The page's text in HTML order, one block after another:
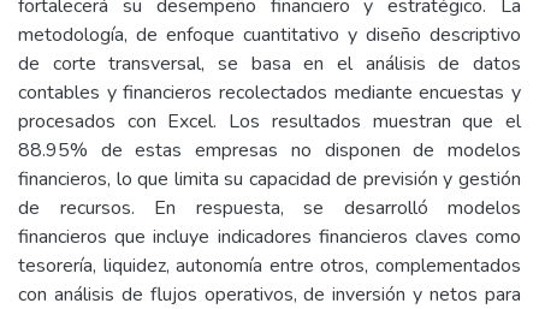
fortalecerá su desempeño financiero y estratégico. La
metodología, de enfoque cuantitativo y diseño descriptivo
de corte transversal, se basa en el análisis de datos
contables y financieros recolectados mediante encuestas y
procesados con Excel. Los resultados muestran que el
88.95% de estas empresas no disponen de modelos
financieros, lo que limita su capacidad de previsión y gestión
de recursos. En respuesta, se desarrolló modelos
financieros que incluye indicadores financieros claves como
tesorería, liquidez, autonomía entre otros, complementados
con análisis de flujos operativos, de inversión y netos para